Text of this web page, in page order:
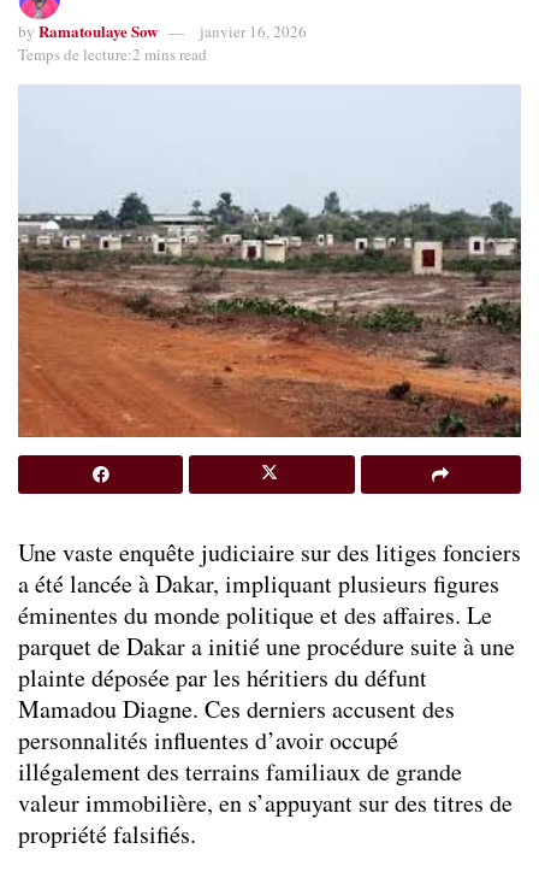
by Ramatoulaye Sow
janvier 16, 2026
Temps de lecture:2 mins read
Une vaste enquête judiciaire sur des litiges fonciers
a été lancée à Dakar, impliquant plusieurs figures
éminentes du monde politique et des affaires. Le
parquet de Dakar a initié une procédure suite à une
plainte déposée par les héritiers du défunt
Mamadou Diagne. Ces derniers accusent des
personnalités influentes d’avoir occupé
illégalement des terrains familiaux de grande
valeur immobilière, en s’appuyant sur des titres de
propriété falsifiés.